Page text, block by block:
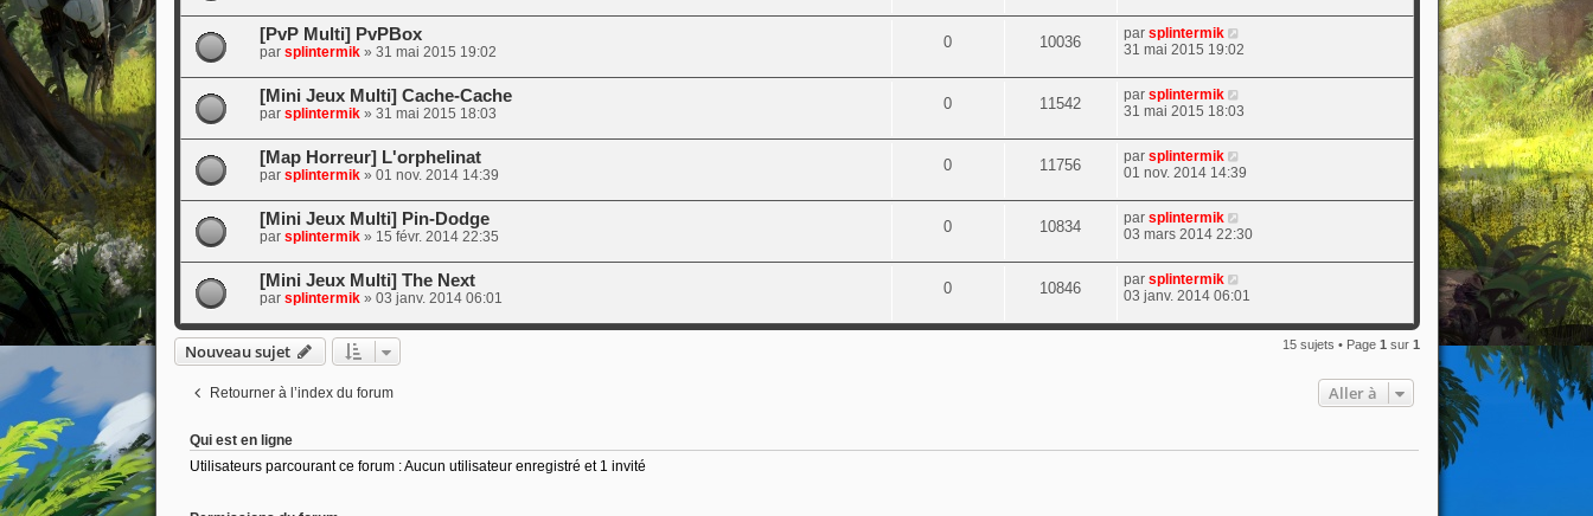
[PvP Multi] PvPBox
par splintermik» 31 mai 2015 19:02
0 10036 par splintermik
31 mai 2015 19:02
[Mini Jeux Multi] Cache-Cache
par splintermik» 31 mai 2015 18:03
0 11542 par splintermik
31 mai 2015 18:03
[Map Horreur] L'orphelinat
par splintermik» 01 nov. 2014 14:39
0 11756 par splintermik
01 nov. 2014 14:39
[Mini Jeux Multi] Pin-Dodge
par splintermik» 15 févr. 2014 22:35
0 10834 par splintermik
03 mars 2014 22:30
[Mini Jeux Multi] The Next
par splintermik» 03 janv. 2014 06:01
0 10846 par splintermik
03 janv. 2014 06:01
Nouveau sujet 15 sujets • Page 1 sur 1
Retourner à l’index du forum Aller à
Qui est en ligne
Utilisateurs parcourant ce forum : Aucun utilisateur enregistré et 1 invité